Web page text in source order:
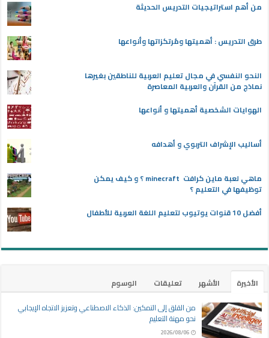
من أهم استراتيجيات التدريس الحديثة
طرق التدريس : أهميتها ومُرتكزاتها وأنواعها
النحو النفسي في مجال تعليم العربية للناطقين بغيرها
نماذج من القرآن والعربية المعاصرة
الهوايات الشخصية أهميتها و أنواعها
أساليب الإشراف التربوي و أهدافه
ماهي لعبة ماين كرافت minecraft ؟ و كيف يمكن
توظيفها في التعليم ؟
أفضل 10 قنوات يوتيوب لتعليم اللغة العربية للأطفال
الأخيرة الأشهر تعليقات
الوسوم
من القلق إلى التمكين: الذكاء الاصطناعي وتعزيز الاتجاه الإيجابي
نحو مهنة التعليم
2026/08/06